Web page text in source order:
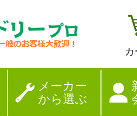
メーカー
から選ぶ